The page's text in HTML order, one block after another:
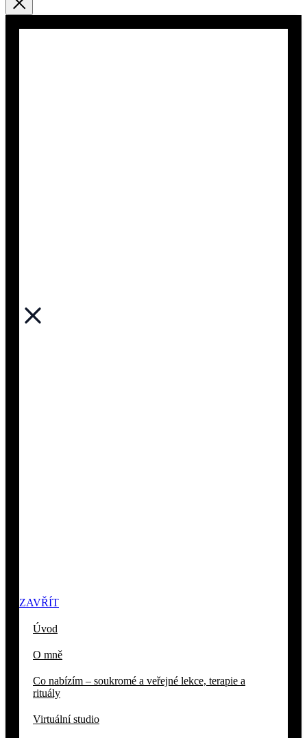
ZAVŘÍT
Úvod
O mně
Co nabízím – soukromé a veřejné lekce, terapie a
rituály
Virtuální studio